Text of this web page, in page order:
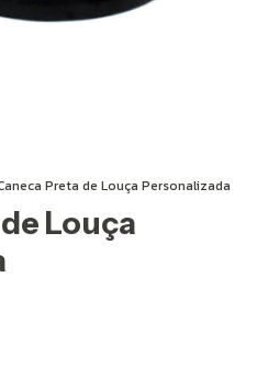
Preta de Louça Personalizada
Louça